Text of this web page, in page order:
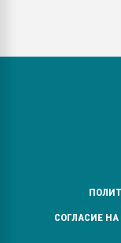
СОГЛАСИЕ